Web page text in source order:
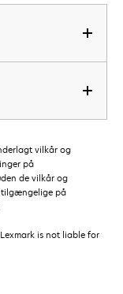
vilkår og
på
de vilkår og
tilgængelige på
is not liable for